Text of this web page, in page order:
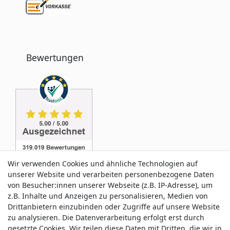
Bewertungen
Service & Kontakt
Wir verwenden Cookies und ähnliche Technologien auf
unserer Website und verarbeiten personenbezogene Daten
von Besucher:innen unserer Webseite (z.B. IP-Adresse), um
z.B. Inhalte und Anzeigen zu personalisieren, Medien von
Drittanbietern einzubinden oder Zugriffe auf unsere Website
zu analysieren. Die Datenverarbeitung erfolgt erst durch